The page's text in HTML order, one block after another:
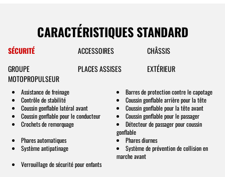
CARACTÉRISTIQUES STANDARD
SÉCURITÉ ACCESSOIRES
CHÂSSIS
GROUPE
MOTOPROPULSEUR
PLACES ASSISES EXTÉRIEUR
Assistance de freinage
Barres de protection contre le capotage
Contrôle de stabilité
Coussin gonflable arrière pour la tête
Coussin gonflable latéral avant
Coussin gonflable pour la tête avant
Coussin gonflable pour le conducteur
Coussin gonflable pour le passager
Crochets de remorquage
Détecteur de passager pour coussin
gonflable
Phares automatiques
Phares diurnes
Système antipatinage
Système de prévention de collision en
marche avant
Verrouillage de sécurité pour enfants